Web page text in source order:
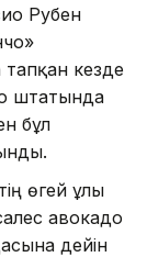
Рубен
кезде
штатында
бұл
өгей ұлы
авокадо
дейін